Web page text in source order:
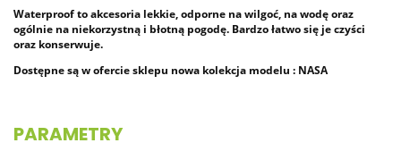
Waterproof to akcesoria lekkie, odporne na wilgoć, na wodę oraz
ogólnie na niekorzystną i błotną pogodę. Bardzo łatwo się je czyści
oraz konserwuje.
Dostępne są w ofercie sklepu nowa kolekcja modelu : NASA
PARAMETRY